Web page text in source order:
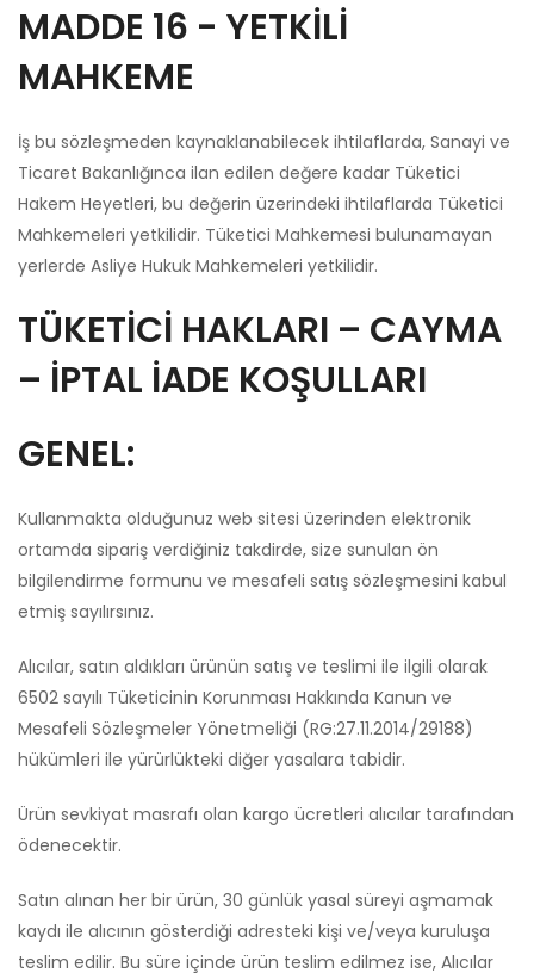
MADDE 16 - YETKİLİ
MAHKEME
İş bu sözleşmeden kaynaklanabilecek ihtilaflarda, Sanayi ve
Ticaret Bakanlığınca ilan edilen değere kadar Tüketici
Hakem Heyetleri, bu değerin üzerindeki ihtilaflarda Tüketici
Mahkemeleri yetkilidir. Tüketici Mahkemesi bulunamayan
yerlerde Asliye Hukuk Mahkemeleri yetkilidir.
TÜKETİCİ HAKLARI – CAYMA
– İPTAL İADE KOŞULLARI
GENEL:
Kullanmakta olduğunuz web sitesi üzerinden elektronik
ortamda sipariş verdiğiniz takdirde, size sunulan ön
bilgilendirme formunu ve mesafeli satış sözleşmesini kabul
etmiş sayılırsınız.
Alıcılar, satın aldıkları ürünün satış ve teslimi ile ilgili olarak
6502 sayılı Tüketicinin Korunması Hakkında Kanun ve
Mesafeli Sözleşmeler Yönetmeliği (RG:27.11.2014/29188)
hükümleri ile yürürlükteki diğer yasalara tabidir.
Ürün sevkiyat masrafı olan kargo ücretleri alıcılar tarafından
ödenecektir.
Satın alınan her bir ürün, 30 günlük yasal süreyi aşmamak
kaydı ile alıcının gösterdiği adresteki kişi ve/veya kuruluşa
teslim edilir. Bu süre içinde ürün teslim edilmez ise, Alıcılar